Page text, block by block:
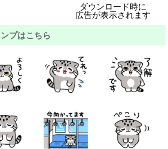
ダウンロード時に
広告が表示されます
プはこちら